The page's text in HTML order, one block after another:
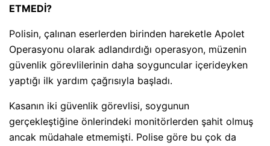
ETMEDİ?
Polisin, çalınan eserlerden birinden hareketle Apolet
Operasyonu olarak adlandırdığı operasyon, müzenin
güvenlik görevlilerinin daha soyguncular içerideyken
yaptığı ilk yardım çağrısıyla başladı.
Kasanın iki güvenlik görevlisi, soygunun
gerçekleştiğine önlerindeki monitörlerden şahit olmuş
ancak müdahale etmemişti. Polise göre bu çok da